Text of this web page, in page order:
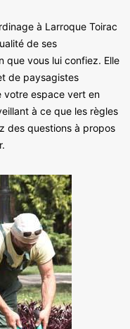
à Larroque Toirac
de ses
que vous lui confiez. Elle
de paysagistes
votre espace vert en
à ce que les règles
des questions à propos